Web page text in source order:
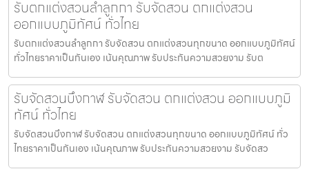
รับตกแต่งสวนลำลูกกา รับจัดสวน ตกแต่งสวน
ออกแบบภูมิทัศน์ ทั่วไทย
รับตกแต่งสวนลำลูกกา รับจัดสวน ตกแต่งสวนทุกขนาด ออกแบบภูมิทัศน์
ทั่วไทยราคาเป็นกันเอง เน้นคุณภาพ รับประกันความสวยงาม รับต
รับจัดสวนบึงกาฬ รับจัดสวน ตกแต่งสวน ออกแบบภูมิ
ทัศน์ ทั่วไทย
รับจัดสวนบึงกาฬ รับจัดสวน ตกแต่งสวนทุกขนาด ออกแบบภูมิทัศน์ ทั่ว
ไทยราคาเป็นกันเอง เน้นคุณภาพ รับประกันความสวยงาม รับจัดสว